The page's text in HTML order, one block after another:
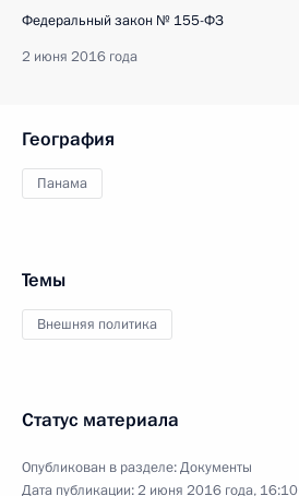
Федеральный закон № 155-ФЗ
2 июня 2016 года
География
Панама
Темы
Внешняя политика
Статус материала
Опубликован в разделе:Документы
Дата публикации:2 июня 2016 года, 16:10